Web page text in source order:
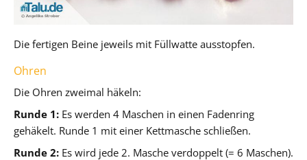
Die fertigen Beine jeweils mit Füllwatte ausstopfen.
Ohren
Die Ohren zweimal häkeln:
Runde 1: Es werden 4 Maschen in einen Fadenring
gehäkelt. Runde 1 mit einer Kettmasche schließen.
Runde 2: Es wird jede 2. Masche verdoppelt (= 6 Maschen).